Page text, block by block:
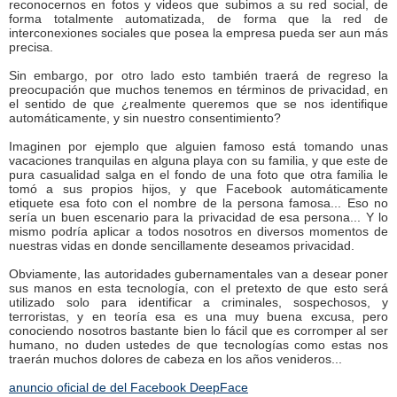
reconocernos en fotos y videos que subimos a su red social, de
forma totalmente automatizada, de forma que la red de
interconexiones sociales que posea la empresa pueda ser aun más
precisa.
Sin embargo, por otro lado esto también traerá de regreso la
preocupación que muchos tenemos en términos de privacidad, en
el sentido de que ¿realmente queremos que se nos identifique
automáticamente, y sin nuestro consentimiento?
Imaginen por ejemplo que alguien famoso está tomando unas
vacaciones tranquilas en alguna playa con su familia, y que este de
pura casualidad salga en el fondo de una foto que otra familia le
tomó a sus propios hijos, y que Facebook automáticamente
etiquete esa foto con el nombre de la persona famosa... Eso no
sería un buen escenario para la privacidad de esa persona... Y lo
mismo podría aplicar a todos nosotros en diversos momentos de
nuestras vidas en donde sencillamente deseamos privacidad.
Obviamente, las autoridades gubernamentales van a desear poner
sus manos en esta tecnología, con el pretexto de que esto será
utilizado solo para identificar a criminales, sospechosos, y
terroristas, y en teoría esa es una muy buena excusa, pero
conociendo nosotros bastante bien lo fácil que es corromper al ser
humano, no duden ustedes de que tecnologías como estas nos
traerán muchos dolores de cabeza en los años venideros...
anuncio oficial de del Facebook DeepFace